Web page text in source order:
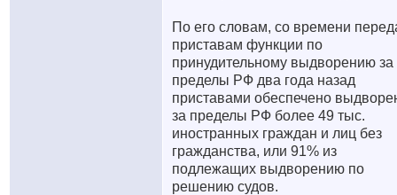
По его словам, со времени
приставам функции по
принудительному выдворению за
пределы РФ два года назад
приставами обеспечено
за пределы РФ более 49 тыс.
иностранных граждан и лиц без
гражданства, или 91% из
подлежащих выдворению по
решению судов.